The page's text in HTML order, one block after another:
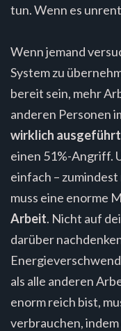
tun. Wenn es
Wenn jemand
System zu
bereit sein, mehr
anderen Personen
wirklich
einen 51%-Angriff.
einfach –
muss eine enorme
Arbeit. Nicht auf
darüber
als alle anderen
enorm reich bist,
verbrauchen,